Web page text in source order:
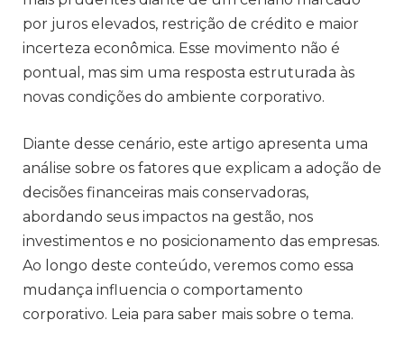
por juros elevados, restrição de crédito e maior
incerteza econômica. Esse movimento não é
pontual, mas sim uma resposta estruturada às
novas condições do ambiente corporativo.
Diante desse cenário, este artigo apresenta uma
análise sobre os fatores que explicam a adoção de
decisões financeiras mais conservadoras,
abordando seus impactos na gestão, nos
investimentos e no posicionamento das empresas.
Ao longo deste conteúdo, veremos como essa
mudança influencia o comportamento
corporativo. Leia para saber mais sobre o tema.